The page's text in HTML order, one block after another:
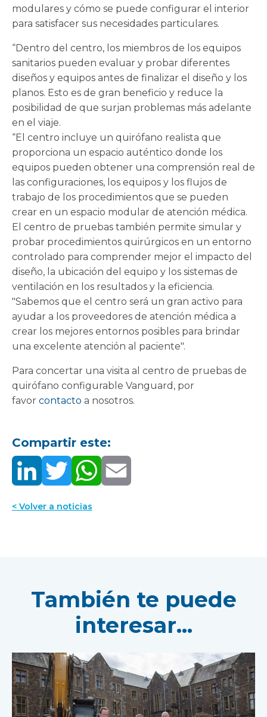
modulares y cómo se puede configurar el interior
para satisfacer sus necesidades particulares.
“Dentro del centro, los miembros de los equipos
sanitarios pueden evaluar y probar diferentes
diseños y equipos antes de finalizar el diseño y los
planos. Esto es de gran beneficio y reduce la
posibilidad de que surjan problemas más adelante
en el viaje.
“El centro incluye un quirófano realista que
proporciona un espacio auténtico donde los
equipos pueden obtener una comprensión real de
las configuraciones, los equipos y los flujos de
trabajo de los procedimientos que se pueden
crear en un espacio modular de atención médica.
El centro de pruebas también permite simular y
probar procedimientos quirúrgicos en un entorno
controlado para comprender mejor el impacto del
diseño, la ubicación del equipo y los sistemas de
ventilación en los resultados y la eficiencia.
"Sabemos que el centro será un gran activo para
ayudar a los proveedores de atención médica a
crear los mejores entornos posibles para brindar
una excelente atención al paciente".
Para concertar una visita al centro de pruebas de
quirófano configurable Vanguard, por
favor contacto a nosotros.
Compartir este:
< Volver a noticias
También te puede
interesar...